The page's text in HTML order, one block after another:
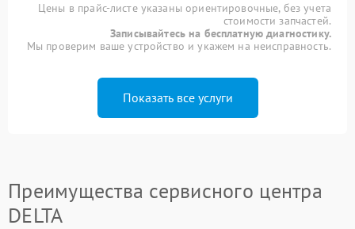
Цены в прайс-листе указаны ориентировочные, без учета
стоимости запчастей.
Записывайтесь на бесплатную диагностику.
Мы проверим ваше устройство и укажем на неисправность.
Показать все услуги
Преимущества сервисного центра
DELTA